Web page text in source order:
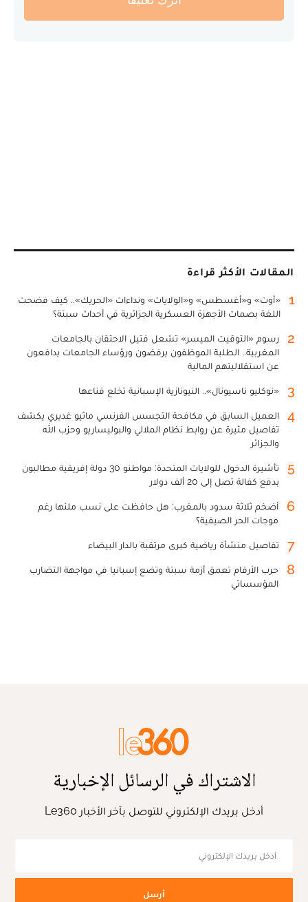
المقالات الأكثر قراءة
1
«أوت» و«أغسطس» و«الولايات» ونداءات «الحريك».. كيف فضحت
اللغة بصمات الأجهزة العسكرية الجزائرية في أحداث سبتة؟
2
رسوم «التوقيت الميسر» تشعل فتيل الاحتقان بالجامعات
المغربية.. الطلبة الموظفون يرفضون ورؤساء الجامعات يدافعون
عن استقلاليتهم المالية
3 «نوكليو ناسيونال».. النيونازية الإسبانية تخلع قناعها
4
العميل السابق في مكافحة التجسس الفرنسي ماثيو غديري يكشف
تفاصيل مثيرة عن روابط نظام الملالي والبوليساريو وحزب الله
والجزائر
5
تأشيرة الدخول للولايات المتحدة: مواطنو 30 دولة إفريقية مطالبون
بدفع كفالة تصل إلى 20 ألف دولار
6
أضخم ثلاثة سدود بالمغرب: هل حافظت على نسب ملئها رغم
موجات الحر الصيفية؟
7 تفاصيل منشأة رياضية كبرى مرتقبة بالدار البيضاء
8
حرب الأرقام تعمق أزمة سبتة وتضع إسبانيا في مواجهة التضارب
المؤسساتي
الاشتراك في الرسائل الإخبارية
أدخل بريدك الإلكتروني للتوصل بآخر الأخبار Le360
أرسل